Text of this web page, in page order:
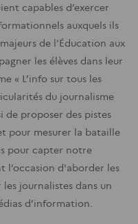
capables d’exercer
auxquels ils
de l'Éducation aux
les élèves dans leur
« L’info sur tous les
du journalisme
de proposer des pistes
pour mesurer la bataille
pour capter notre
l’occasion d'aborder les
journalistes dans un
d’information.